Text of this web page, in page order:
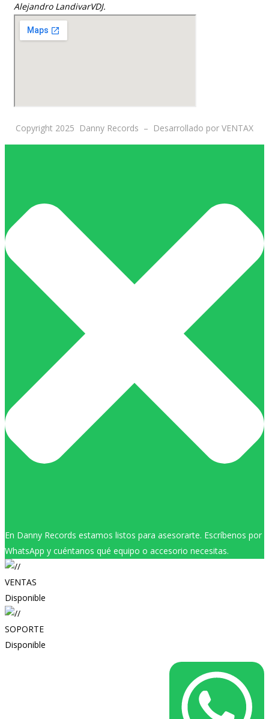
Alejandro LandivarVDJ.
Copyright 2025 Danny Records – Desarrollado por VENTAX
En Danny Records estamos listos para asesorarte. Escríbenos por
WhatsApp y cuéntanos qué equipo o accesorio necesitas.
VENTAS
Disponible
SOPORTE
Disponible